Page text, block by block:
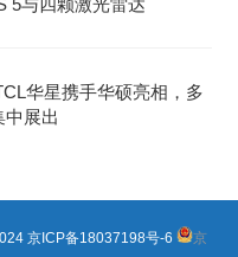
5与四颗激光雷达
华星携手华硕亮相，多
中展出
京ICP备18037198号-6 京